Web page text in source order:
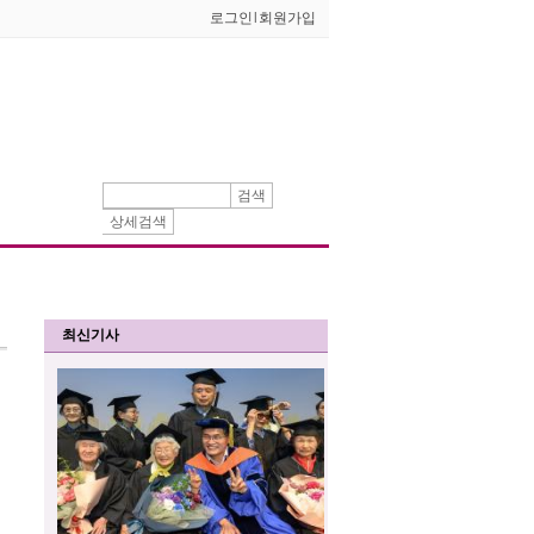
로그인 회원가입
검색
상세검색
최신기사